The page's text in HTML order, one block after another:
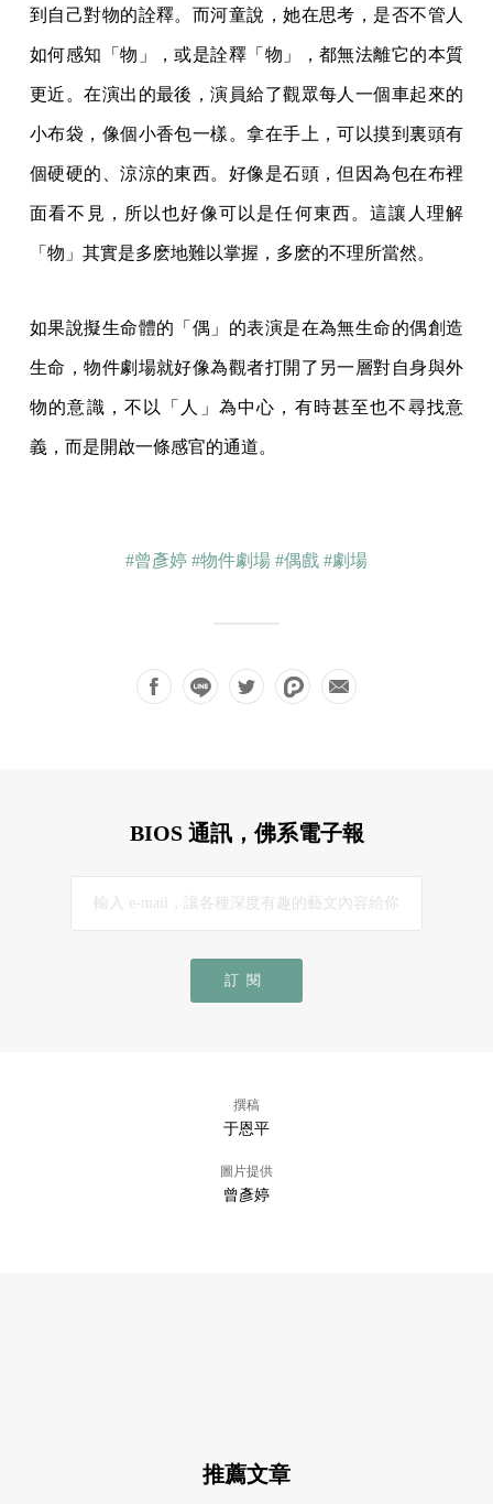
到自己對物的詮釋。而河童說，她在思考，是否不管人
如何感知「物」，或是詮釋「物」，都無法離它的本質
更近。在演出的最後，演員給了觀眾每人一個車起來的
小布袋，像個小香包一樣。拿在手上，可以摸到裏頭有
個硬硬的、涼涼的東西。好像是石頭，但因為包在布裡
面看不見，所以也好像可以是任何東西。這讓人理解
「物」其實是多麽地難以掌握，多麽的不理所當然。
如果說擬生命體的「偶」的表演是在為無生命的偶創造
生命，物件劇場就好像為觀者打開了另一層對自身與外
物的意識，不以「人」為中心，有時甚至也不尋找意
義，而是開啟一條感官的通道。
#曾彥婷 #物件劇場 #偶戲 #劇場
BIOS 通訊，佛系電子報
訂閱
撰稿
于恩平
圖片提供
曾彥婷
推薦文章